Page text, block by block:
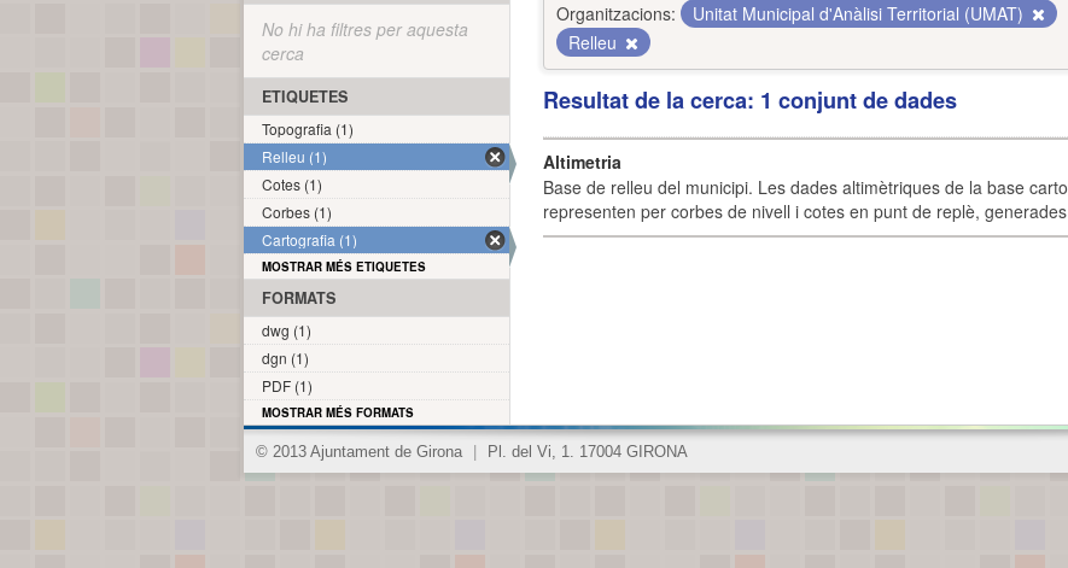
Organitzacions:
Unitat Municipal d'Anàlisi Territorial (UMAT)
Relleu
Resultat de la cerca: 1 conjunt de dades
Altimetria
Base de relleu del municipi. Les dades altimètriques de la base
representen per corbes de nivell i cotes en punt de replè,
No hi ha filtres per aquesta
cerca
ETIQUETES
Topografia (1)
Relleu (1)
Cotes (1)
Corbes (1)
Cartografia (1)
MOSTRAR MÉS ETIQUETES
FORMATS
dwg (1)
dgn (1)
PDF (1)
MOSTRAR MÉS FORMATS
© 2013 Ajuntament de Girona Pl. del Vi, 1. 17004 GIRONA